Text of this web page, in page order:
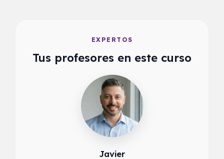
EXPERTOS
Tus profesores en este curso
Javier